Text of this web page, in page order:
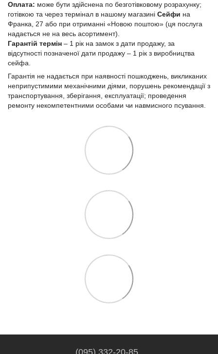
Оплата: може бути здійснена по безготівковому розрахунку;
готівкою та через термінал в нашому магазині Сейфи на
Франка, 27 або при отриманні «Новою поштою» (ця послуга
надається не на весь асортимент).
Гарантій термін – 1 рік на замок з дати продажу, за
відсутності позначеної дати продажу – 1 рік з виробництва
сейфа.
Гарантія не надається при наявності пошкоджень, викликаних
неприпустимими механічними діями, порушень рекомендації з
транспортування, зберігання, експлуатації; проведення
ремонту некомпетентними особами чи навмисного псування.